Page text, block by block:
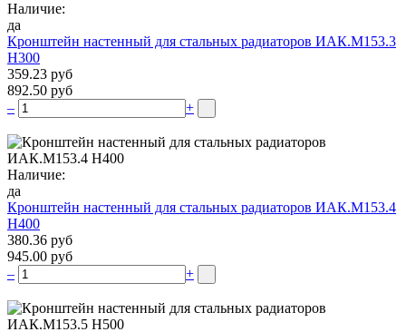
Наличие:
да
Кронштейн настенный для стальных радиаторов ИАК.М153.3
Н300
359.23 руб
892.50 руб
–
+
Наличие:
да
Кронштейн настенный для стальных радиаторов ИАК.М153.4
Н400
380.36 руб
945.00 руб
–
+